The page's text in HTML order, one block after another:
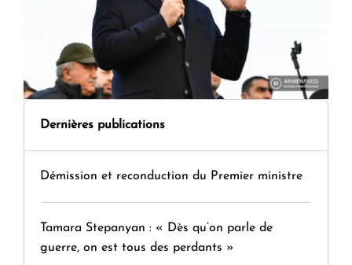
Dernières publications
Démission et reconduction du Premier ministre
Tamara Stepanyan : « Dès qu’on parle de
guerre, on est tous des perdants »